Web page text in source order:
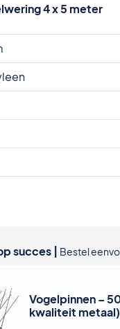
4 x 5 meter
succes | Bestel
Vogelpinnen –
kwaliteit metaal)